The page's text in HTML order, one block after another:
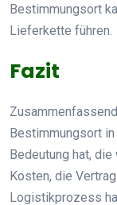
Bestimmungsort
Lieferkette führen.
Fazit
Bestimmungsort
Bedeutung hat,
Kosten, die
Logistikprozess